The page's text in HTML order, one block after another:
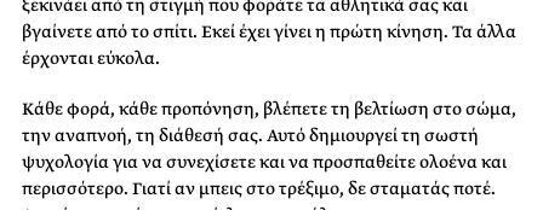
ξεκινάει από τη στιγμή που φοράτε τα αθλητικά σας και
βγαίνετε από το σπίτι. Εκεί έχει γίνει η πρώτη κίνηση. Τα άλλα
έρχονται εύκολα.
Κάθε φορά, κάθε προπόνηση, βλέπετε τη βελτίωση στο σώμα,
την αναπνοή, τη διάθεσή σας. Αυτό δημιουργεί τη σωστή
ψυχολογία για να συνεχίσετε και να προσπαθείτε ολοένα και
περισσότερο. Γιατί αν μπεις στο τρέξιμο, δε σταματάς ποτέ.